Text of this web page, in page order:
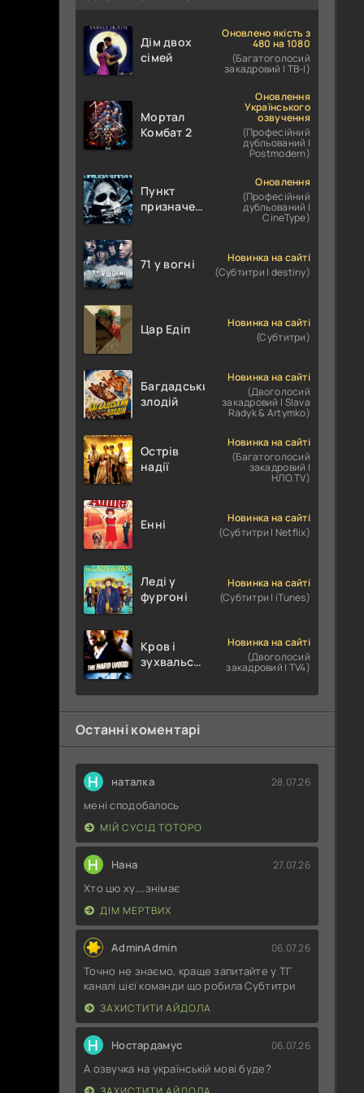
Дім двох
сімей
Оновлено якість з
480 на 1080
(Багатоголосий
закадровий | ТВ-І)
Мортал
Комбат 2
Оновлення
Українського
озвучення
(Професійний
дубльований |
Postmodern)
Пункт
призначення
Оновлення
(Професійний
дубльований |
CineType)
71 у вогні
Новинка на сайті
(Субтитри | destiny)
Цар Едіп
Новинка на сайті
(Субтитри)
Багдадський
злодій
Новинка на сайті
(Двоголосий
закадровий | Slava
Radyk & Artymko)
Острів
надії
Новинка на сайті
(Багатоголосий
закадровий |
НЛО.TV)
Енні
Новинка на сайті
(Субтитри | Netflix)
Леді у
фургоні
Новинка на сайті
(Субтитри | iTunes)
Кров і
зухвальство
пограбування
Новинка на сайті
(Двоголосий
закадровий | TV4)
Останні коментарі
Н наталка 28.07.26
мені сподобалось
МІЙ СУСІД ТОТОРО
Н Нана 27.07.26
Хто цю ху....знімає
ДІМ МЕРТВИХ
AdminAdmin 06.07.26
Точно не знаємо, краще запитайте у ТГ
каналі цієї команди що робила Субтитри
ЗАХИСТИТИ АЙДОЛА
Н Ностардамус 06.07.26
А озвучка на українській мові буде?